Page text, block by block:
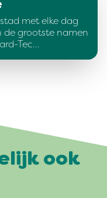
met elke dag
de grootste namen
Tec…
ook